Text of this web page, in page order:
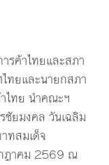
รค้าไทยและสภา
ทยและนายกสภา
ไทย นำคณะฯ
ชัยมงคล วันเฉลิม
ทสมเด็จ
ฎาคม 2569 ณ